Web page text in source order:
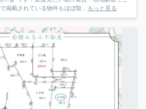
掲載されている物件もほぼ取... もっと見る